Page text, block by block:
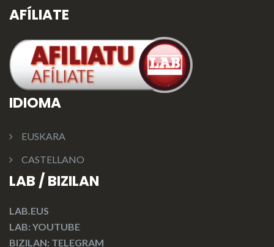
AFÍLIATE
IDIOMA
EUSKARA
CASTELLANO
LAB / BIZILAN
LAB.EUS
LAB: YOUTUBE
BIZILAN: TELEGRAM